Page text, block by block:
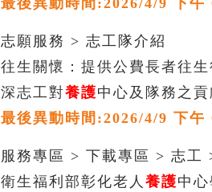
最後異動時間:2026/4/9 下午
志願服務 > 志工隊介紹
往生關懷：提供公費長者往
深志工對養護中心及隊務
最後異動時間:2026/4/9 下午
服務專區 > 下載專區 > 志工
衛生福利部彰化老人 養護中